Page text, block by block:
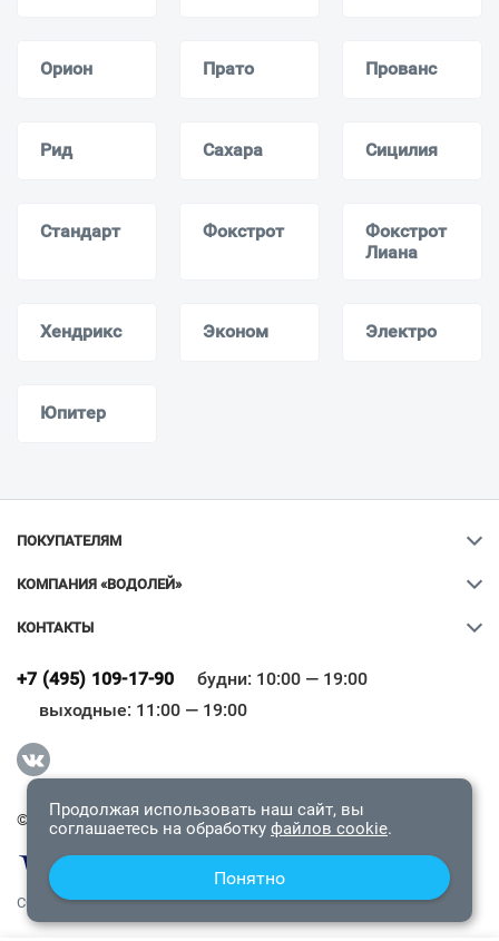
Орион Прато Прованс
Рид Сахара Сицилия
Стандарт Фокстрот
Фокстрот
Лиана
Хендрикс Эконом Электро
Юпитер
ПОКУПАТЕЛЯМ
КОМПАНИЯ «ВОДОЛЕЙ»
КОНТАКТЫ
+7 (495) 109-17-90
будни: 10:00 — 19:00
выходные: 11:00 — 19:00
© 2009-2026 «Водолей Онлайн». Все права защищены.
СОГЛАШЕНИЕ О КОНФИДЕНЦИАЛЬНОСТИ
Всё верно
Продолжая использовать наш сайт, вы
соглашаетесь на обработку файлов cookie.
Понятно